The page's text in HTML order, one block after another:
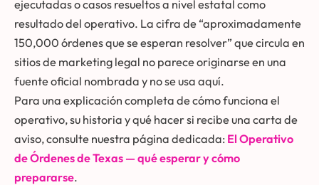
ejecutadas o casos resueltos a nivel estatal como
resultado del operativo. La cifra de “aproximadamente
150,000 órdenes que se esperan resolver” que circula en
sitios de marketing legal no parece originarse en una
fuente oficial nombrada y no se usa aquí.
Para una explicación completa de cómo funciona el
operativo, su historia y qué hacer si recibe una carta de
aviso, consulte nuestra página dedicada: El Operativo
de Órdenes de Texas — qué esperar y cómo
prepararse.